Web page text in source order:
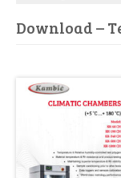
Download –